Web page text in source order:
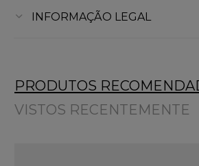
INFORMAÇÃO LEGAL
PRODUTOS
VISTOS RECENTEMENTE